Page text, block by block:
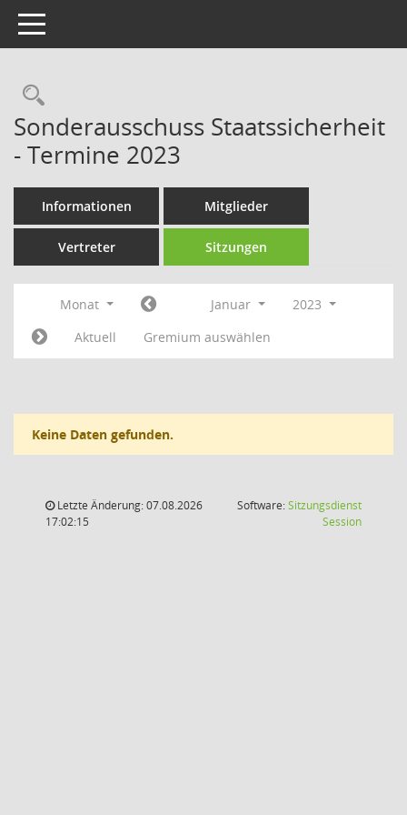
Toggle navigation
Rechercheauswahl
Sonderausschuss Staatssicherheit
- Termine 2023
Informationen Mitglieder
Vertreter Sitzungen
Monat Januar
2023
Aktuell
Gremium auswählen
Keine Daten gefunden.
Letzte Änderung: 07.08.2026
17:02:15
Software:Sitzungsdienst
Session(Wird in